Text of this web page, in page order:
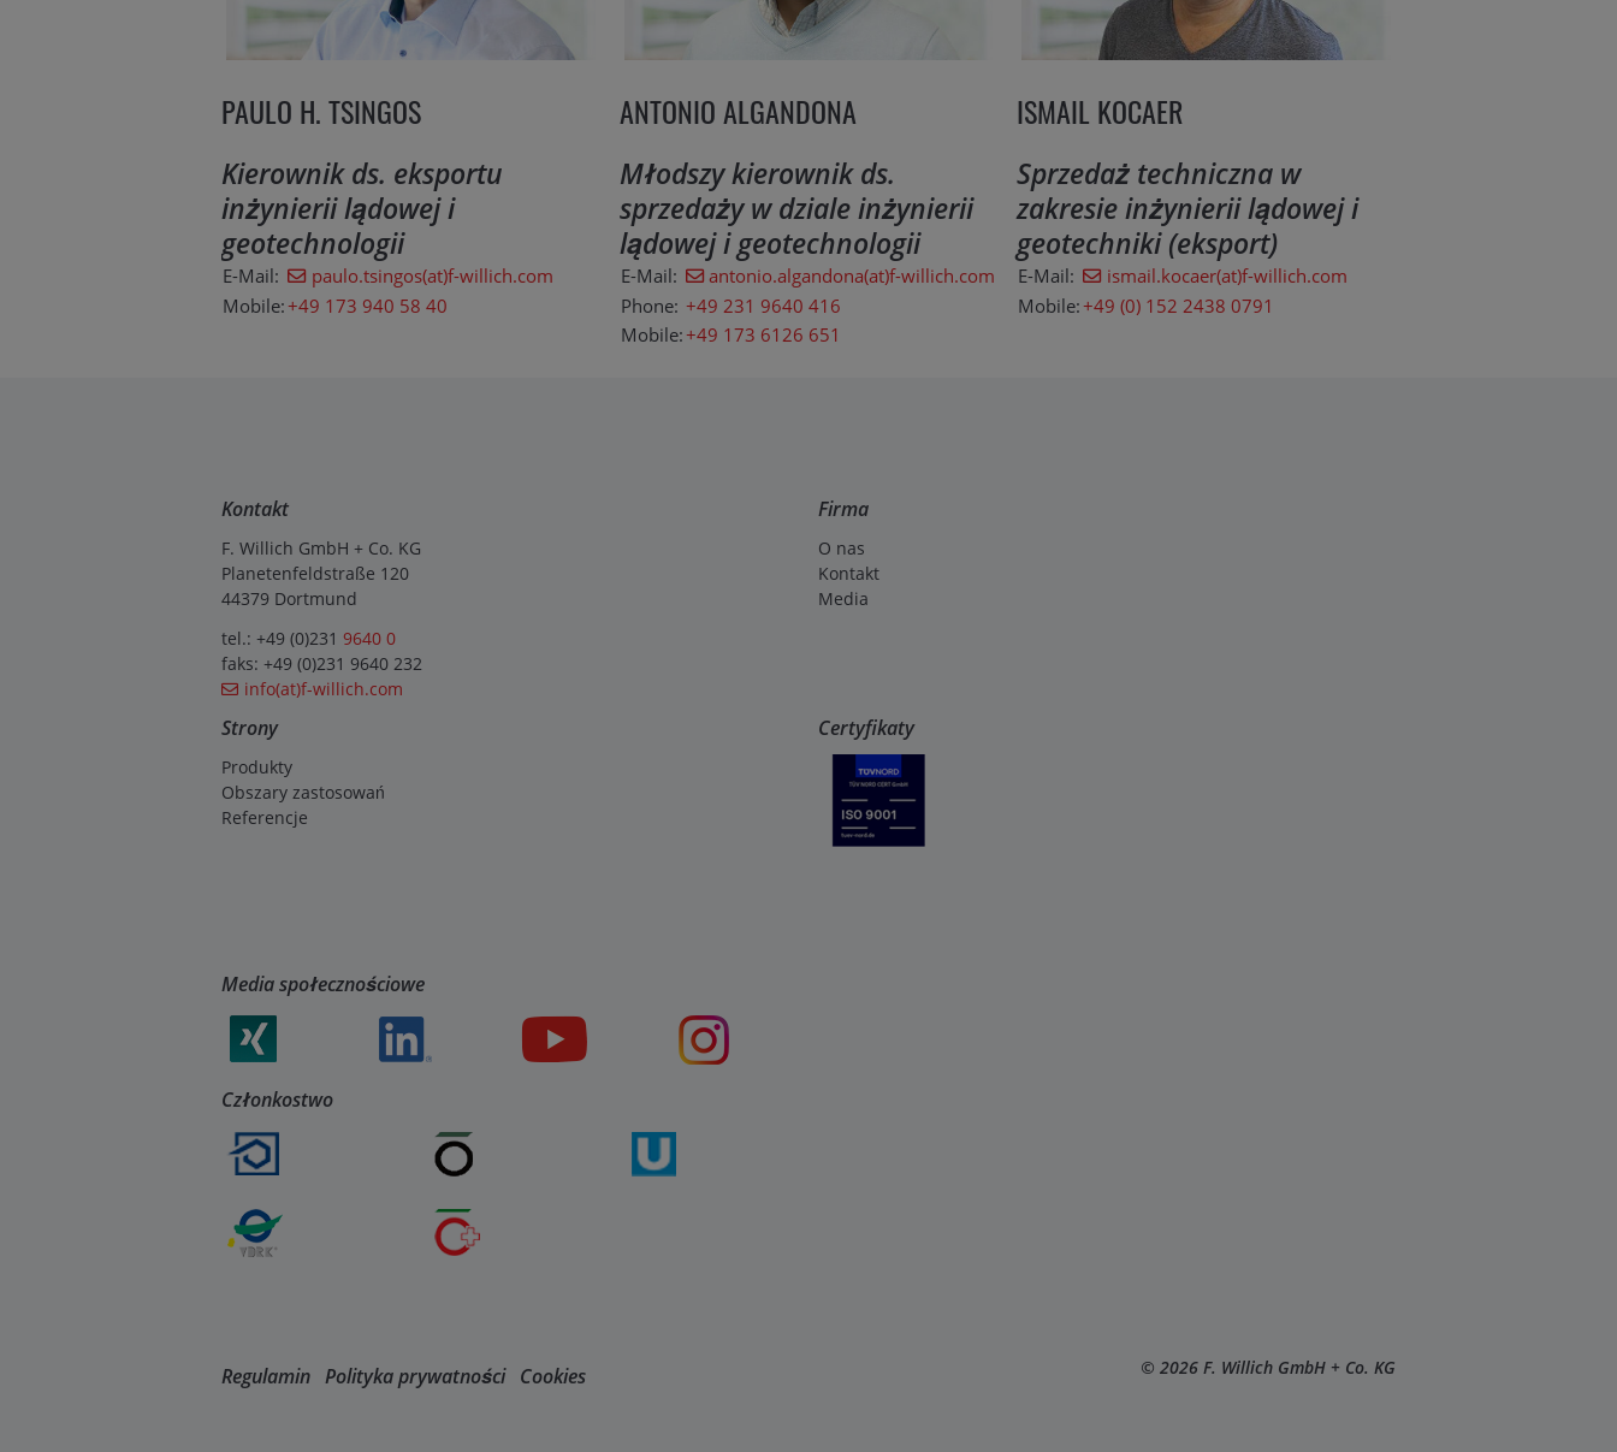
PAULO H. TSINGOS
Kierownik ds. eksportu
inżynierii lądowej i
geotechnologii
E-Mail:
paulo.tsingos(at)f-willich.com
Mobile:+49 173 940 58 40
ANTONIO ALGANDONA
Młodszy kierownik ds.
sprzedaży w dziale inżynierii
lądowej i geotechnologii
E-Mail:
antonio.algandona(at)f-willich.com
Phone: +49 231 9640 416
Mobile:+49 173 6126 651
ISMAIL KOCAER
Sprzedaż techniczna w
zakresie inżynierii lądowej i
geotechniki (eksport)
E-Mail:
ismail.kocaer(at)f-willich.com
Mobile:+49 (0) 152 2438 0791
Kontakt
F. Willich GmbH + Co. KG
Planetenfeldstraße 120
44379 Dortmund
tel.: +49 (0)231 9640 0
faks: +49 (0)231 9640 232
info(at)f-willich.com
Firma
O nas
Kontakt
Media
Strony
Produkty
Obszary zastosowań
Referencje
Certyfikaty
Media społecznościowe
Członkostwo
Regulamin Polityka prywatności Cookies © 2026 F. Willich GmbH + Co. KG